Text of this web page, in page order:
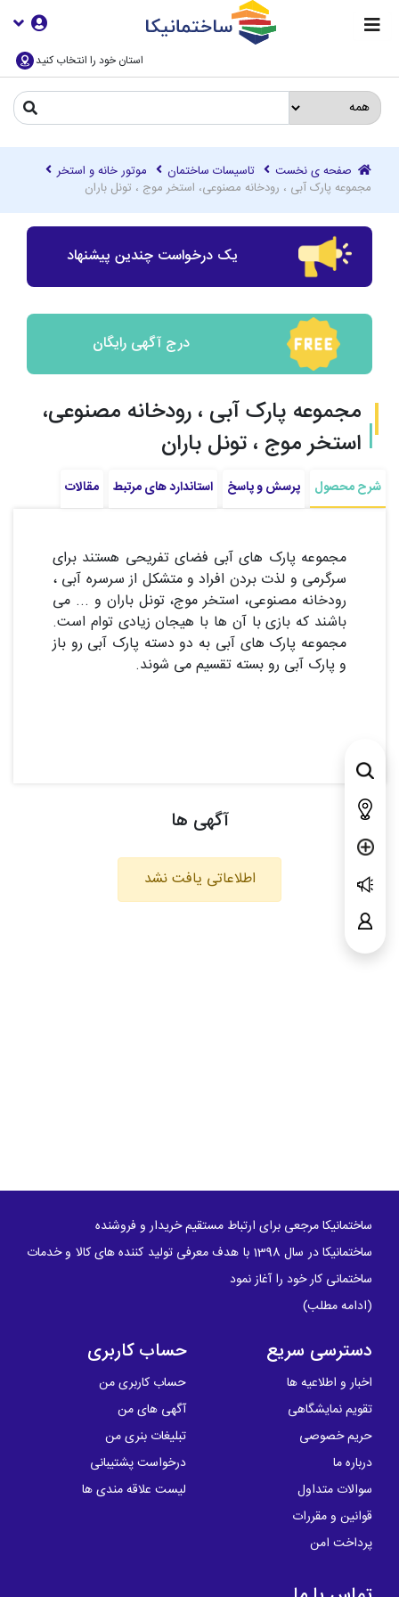
استان خود را انتخاب کنید
صفحه ی نخست تاسیسات ساختمان
موتور خانه و استخر
مجموعه پارک آبی ، رودخانه مصنوعی، استخر موج ، تونل باران
یک درخواست چندین پیشنهاد
درج آگهی رایگان
مجموعه پارک آبی ، رودخانه مصنوعی،
استخر موج ، تونل باران
شرح محصول پرسش و پاسخ استاندارد های مرتبط مقالات
مجموعه پارک های آبی فضای تفریحی هستند برای
سرگرمی و لذت بردن افراد و متشکل از سرسره آبی ،
رودخانه مصنوعی، استخر موج، تونل باران و ... می
باشند که بازی با آن ها با هیجان زیادی توام است.
مجموعه پارک های آبی به دو دسته پارک آبی رو باز
و پارک آبی رو بسته تقسیم می شوند.
آگهی ها
اطلاعاتی یافت نشد
ساختمانیکا مرجعی برای ارتباط مستقیم خریدار و فروشنده
ساختمانیکا در سال 1398 با هدف معرفی تولید کننده های کالا و خدمات
ساختمانی کار خود را آغاز نمود
(ادامه مطلب)
دسترسی سریع
اخبار و اطلاعیه ها
تقویم نمایشگاهی
حریم خصوصی
درباره ما
سوالات متداول
قوانین و مقررات
پرداخت امن
حساب کاربری
حساب کاربری من
آگهی های من
تبلیغات بنری من
درخواست پشتیبانی
لیست علاقه مندی ها